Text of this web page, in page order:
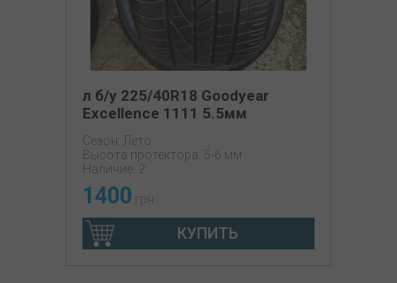
л б/у 225/40R18 Goodyear
Excellence 1111 5.5мм
Сезон: Лето
Высота протектора: 5-6 мм
Наличие: 2
1400 грн
КУПИТЬ